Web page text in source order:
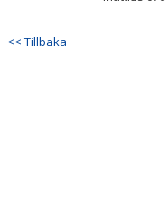
<< Tillbaka